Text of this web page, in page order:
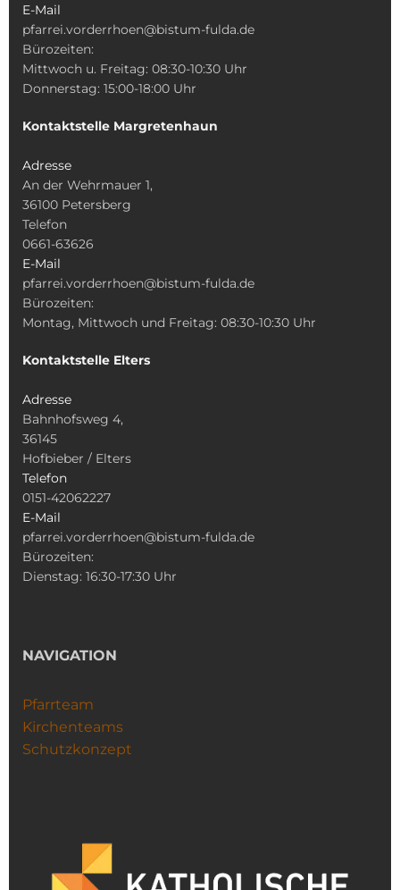
E-Mail
pfarrei.vorderrhoen@bistum-fulda.de
Bürozeiten:
Mittwoch u. Freitag: 08:30-10:30 Uhr
Donnerstag: 15:00-18:00 Uhr
Kontaktstelle Margretenhaun
Adresse
An der Wehrmauer 1,
36100 Petersberg
Telefon
0661-63626
E-Mail
pfarrei.vorderrhoen@bistum-fulda.de
Bürozeiten:
Montag, Mittwoch und Freitag: 08:30-10:30 Uhr
Kontaktstelle Elters
Adresse
Bahnhofsweg 4,
36145
Hofbieber / Elters
Telefon
0151-42062227
E-Mail
pfarrei.vorderrhoen@bistum-fulda.de
Bürozeiten:
Dienstag: 16:30-17:30 Uhr
NAVIGATION
Pfarrteam
Kirchenteams
Schutzkonzept